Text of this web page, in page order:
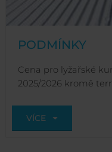
PODMÍNKY
Cena pro lyžařské
2025/2026 kromě
VÍCE